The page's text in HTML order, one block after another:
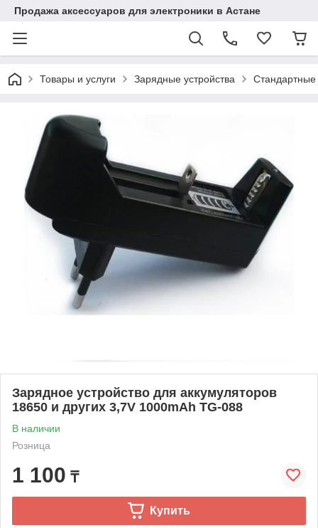
Продажа аксессуаров для электроники в Астане
Товары и услуги Зарядные устройства Стандартные
Зарядное устройство для аккумуляторов
18650 и других 3,7V 1000mAh TG-088
В наличии
Розница
1 100 ₸
Купить